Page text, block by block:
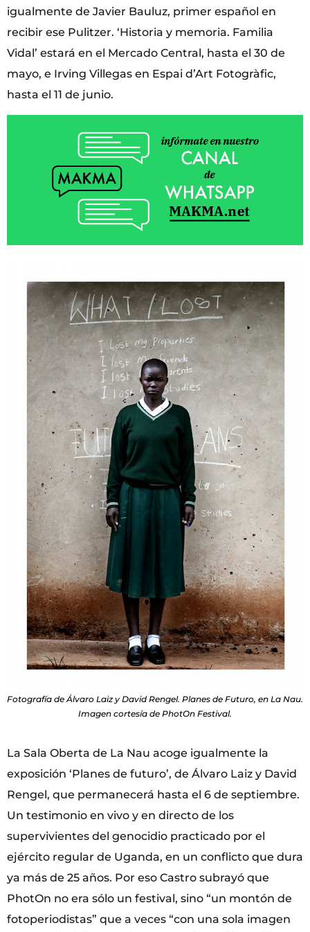
igualmente de Javier Bauluz, primer español en
recibir ese Pulitzer. ‘Historia y memoria. Familia
Vidal’ estará en el Mercado Central, hasta el 30 de
mayo, e Irving Villegas en Espai d’Art Fotogràfic,
hasta el 11 de junio.
Fotografía de Álvaro Laiz y David Rengel. Planes de Futuro, en La Nau.
Imagen cortesía de PhotOn Festival.
La Sala Oberta de La Nau acoge igualmente la
exposición ‘Planes de futuro’, de Álvaro Laiz y David
Rengel, que permanecerá hasta el 6 de septiembre.
Un testimonio en vivo y en directo de los
supervivientes del genocidio practicado por el
ejército regular de Uganda, en un conflicto que dura
ya más de 25 años. Por eso Castro subrayó que
PhotOn no era sólo un festival, sino “un montón de
fotoperiodistas” que a veces “con una sola imagen